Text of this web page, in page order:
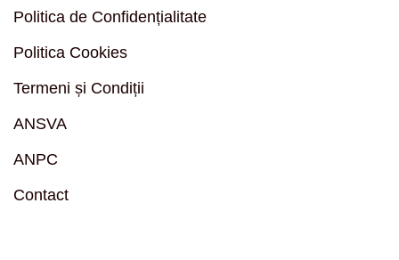
Politica de Confidențialitate
Politica Cookies
Termeni și Condiții
ANSVA
ANPC
Contact